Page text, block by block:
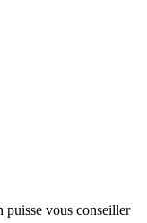
puisse vous conseiller